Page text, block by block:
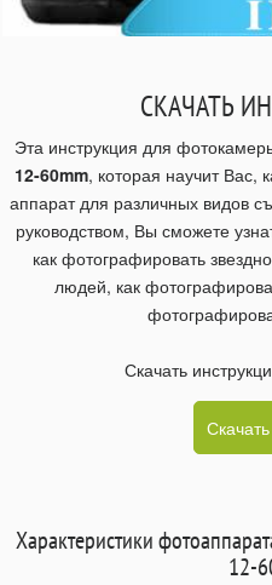
СКАЧАТЬ
Эта инструкция для
12-60mm, которая научит Вас,
аппарат для различных видов
руководством, Вы сможете
как фотографировать
людей, как
Скачать
Характеристики
12-